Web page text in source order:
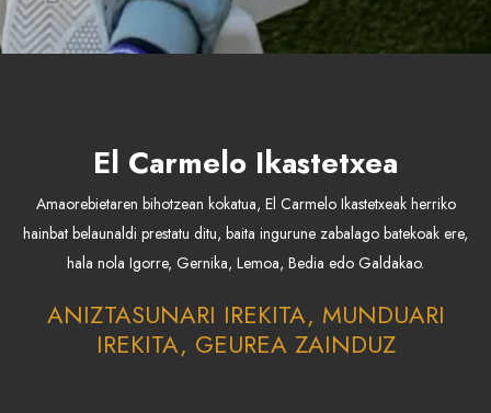
El Carmelo Ikastetxea
Amaorebietaren bihotzean kokatua, El Carmelo Ikastetxeak herriko
hainbat belaunaldi prestatu ditu, baita ingurune zabalago batekoak ere,
hala nola Igorre, Gernika, Lemoa, Bedia edo Galdakao.
ANIZTASUNARI IREKITA, MUNDUARI
IREKITA, GEUREA ZAINDUZ